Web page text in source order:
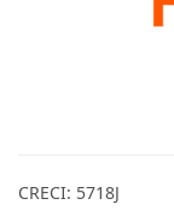
CRECI: 5718J